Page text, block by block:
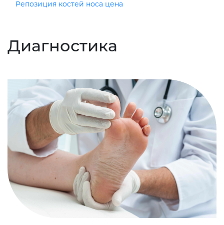
Репозиция костей носа цена
Диагностика